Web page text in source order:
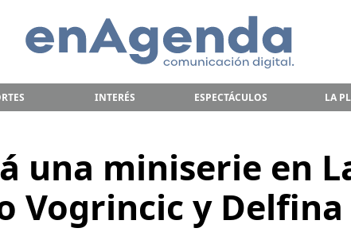
INTERÉS ESPECTÁCULOS LA
una miniserie en
Vogrincic y Delfina